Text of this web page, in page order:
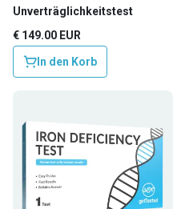
Unverträglichkeitstest
€ 149.00 EUR
In den Korb